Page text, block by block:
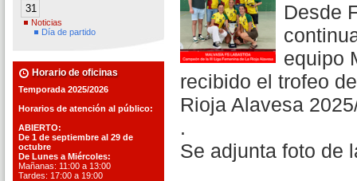
31
Noticias
Día de partido
Horario de oficinas
Temporada 2025/2026
Horarios de atención al público:
ABIERTO:
De 1 de septiembre al 29 de
octubre
De Lunes a Miércoles:
Mañanas: 11:00 a 13:00
Tardes: 17:00 a 19:00
Desde
equipo
recibido el trofeo
Rioja Alavesa
.
Se adjunta foto de